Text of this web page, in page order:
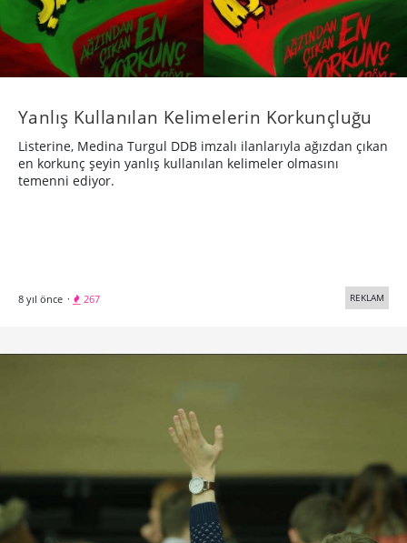
Yanlış Kullanılan Kelimelerin Korkunçluğu
Listerine, Medina Turgul DDB imzalı ilanlarıyla ağızdan çıkan
en korkunç şeyin yanlış kullanılan kelimeler olmasını
temenni ediyor.
8 yıl önce · 267 REKLAM